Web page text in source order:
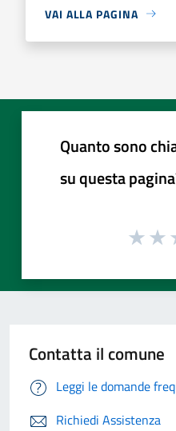
VAI ALLA PAGINA
Quanto sono
su questa
Contatta il comune
Leggi le domande
Richiedi Assistenza